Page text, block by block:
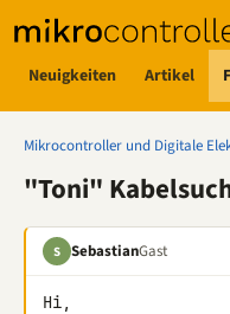
Neuigkeiten Artikel
Mikrocontroller und Digitale
"Toni"
S SebastianGast
Hi,